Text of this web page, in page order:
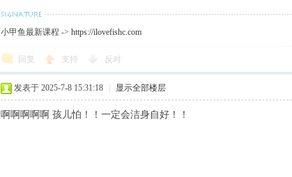
小甲鱼最新课程 ->https://ilovefishc.com
回复 支持 反对
发表于 2025-7-8 15:31:18 显示全部楼层
啊啊啊啊啊 孩儿怕！！一定会洁身自好！！